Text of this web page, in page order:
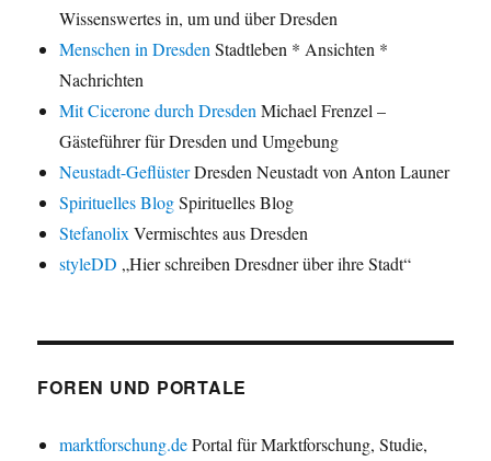
Wissenswertes in, um und über Dresden
Menschen in Dresden Stadtleben * Ansichten *
Nachrichten
Mit Cicerone durch Dresden Michael Frenzel –
Gästeführer für Dresden und Umgebung
Neustadt-GeflüsterDresden Neustadt von Anton Launer
Spirituelles BlogSpirituelles Blog
Stefanolix Vermischtes aus Dresden
styleDD „Hier schreiben Dresdner über ihre Stadt“
FOREN UND PORTALE
marktforschung.dePortal für Marktforschung, Studie,